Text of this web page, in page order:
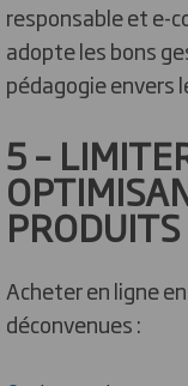
responsable et e-
adopte les bons
pédagogie envers
5 –
PRODUITS
Acheter en ligne
déconvenues :